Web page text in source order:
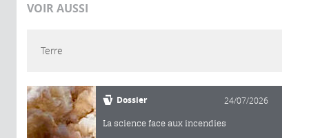
VOIR AUSSI
Terre
Dossier 24/07/2026
La science face aux incendies